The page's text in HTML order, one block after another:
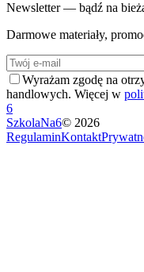
Newsletter — bądź na
Darmowe materiały,
Wyrażam zgodę na
handlowych. Więcej w
6
SzkolaNa6© 2026
RegulaminKontakt